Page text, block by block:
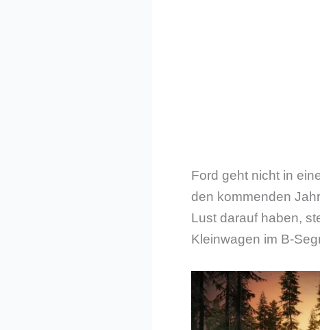
Ford geht nicht in
den kommenden
Lust darauf haben,
Kleinwagen im B-